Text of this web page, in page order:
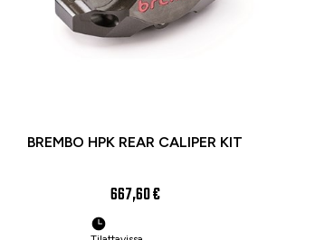
BREMBO HPK REAR CALIPER KIT
667,60 €